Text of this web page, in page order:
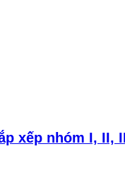
xếp nhóm I, II,